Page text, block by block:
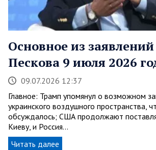
Основное из
Пескова 9 июля 2026
09.07.2026 12:37
Главное: Трамп упомянул о возможном
украинского воздушного пространства,
обсуждалось; США продолжают
Киеву, и Россия…
Читать далее